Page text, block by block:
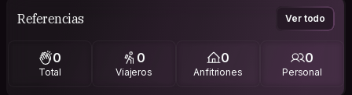
Referencias Ver todo
0
Total
0
Viajeros
0
Anfitriones
0
Personal